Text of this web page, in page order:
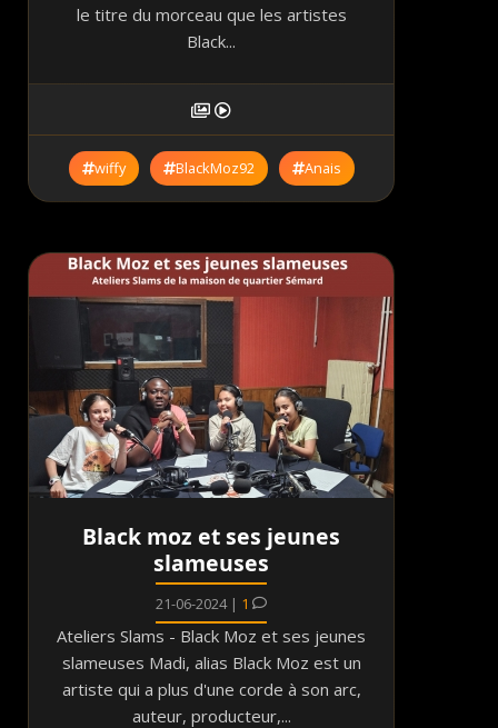
le titre du morceau que les artistes
Black...
wiffy BlackMoz92 Anais
Black moz et ses jeunes
slameuses
21-06-2024 | 1
Ateliers Slams - Black Moz et ses jeunes
slameuses Madi, alias Black Moz est un
artiste qui a plus d'une corde à son arc,
auteur, producteur,...